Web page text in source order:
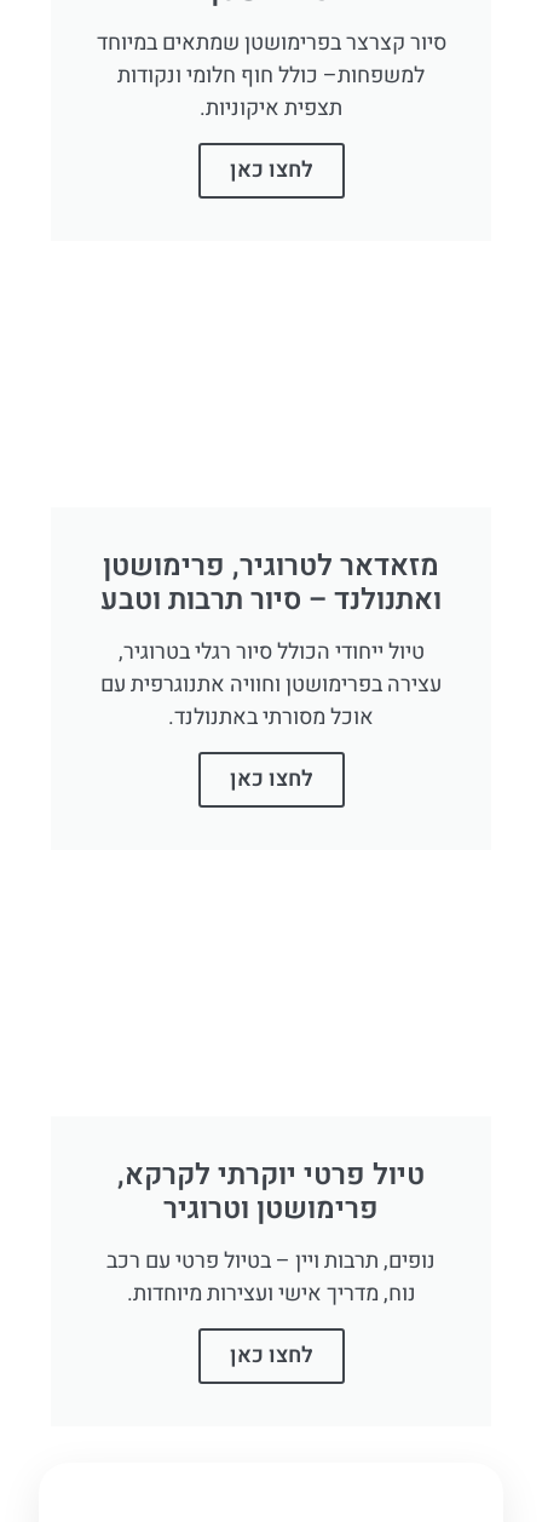
סיור קצרצר בפרימושטן שמתאים במיוחד
למשפחות– כולל חוף חלומי ונקודות
תצפית איקוניות.
לחצו כאן
מזאדאר לטרוגיר, פרימושטן
ואתנולנד – סיור תרבות וטבע
טיול ייחודי הכולל סיור רגלי בטרוגיר,
עצירה בפרימושטן וחוויה אתנוגרפית עם
אוכל מסורתי באתנולנד.
לחצו כאן
טיול פרטי יוקרתי לקרקא,
פרימושטן וטרוגיר
נופים, תרבות ויין – בטיול פרטי עם רכב
נוח, מדריך אישי ועצירות מיוחדות.
לחצו כאן